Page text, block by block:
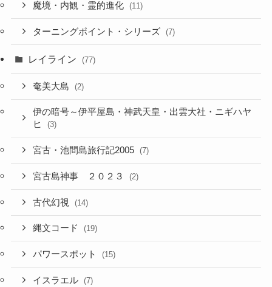
魔境・内観・霊的進化 (11)
ターニングポイント・シリーズ (7)
レイライン (77)
奄美大島 (2)
伊の暗号～伊平屋島・神武天皇・出雲大社・ニギハヤ
ヒ
(3)
宮古・池間島旅行記2005 (7)
宮古島神事 ２０２３ (2)
古代幻視 (14)
縄文コード (19)
パワースポット (15)
イスラエル (7)